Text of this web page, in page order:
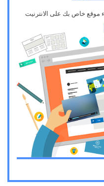
خاص بك على الانترنيت